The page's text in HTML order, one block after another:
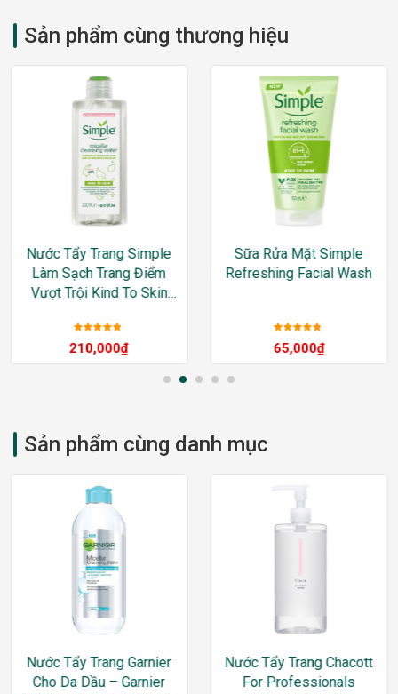
Sản phẩm cùng thương hiệu
Nước Tẩy Trang Simple
Làm Sạch Trang Điểm
Vượt Trội Kind To Skin
hạng5sao
210,000₫
Sữa Rửa Mặt Simple
Refreshing Facial Wash
hạng5sao
65,000₫
Sản phẩm cùng danh mục
Nước Tẩy Trang Garnier
Cho Da Dầu – Garnier
Nước Tẩy Trang Chacott
For Professionals